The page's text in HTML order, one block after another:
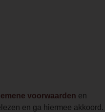
voorwaarden en
en ga hiermee akkoord.